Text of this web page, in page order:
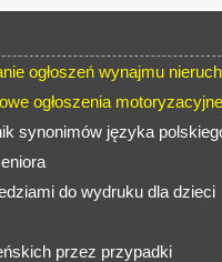
ogłoszeń wynajmu
ogłoszenia motoryzacyjne
synonimów języka
do wydruku dla dzieci
przez przypadki